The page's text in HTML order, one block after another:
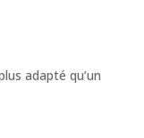
adapté qu’un